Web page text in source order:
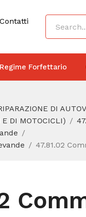
Regime Forfettario
DI
DI MOTOCICLI)
47.81.02